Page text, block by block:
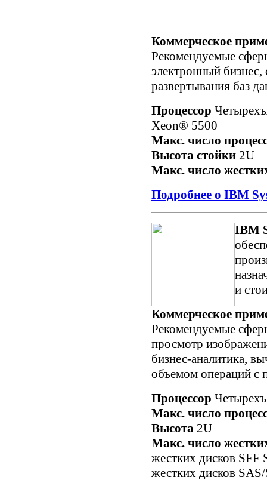
Коммерческое
Рекомендуемые
электронный бизнес,
развертывания баз
Процессор
Xeon® 5500
Макс. число
Высота стойки 2U
Макс. число
Подробнее о IBM
IBM
и
Коммерческое
Рекомендуемые
просмотр
бизнес-аналитика,
объемом операций с
Процессор
Макс. число
Высота 2U
Макс. число
жестких дисков
жестких дисков